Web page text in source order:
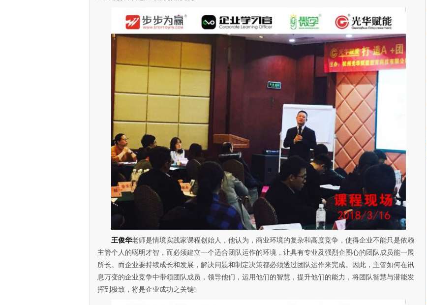
王俊华老师是情境实践家课程创始人，他认为，商业环境的复杂和高度竞争，使得企业不能只是依赖
主管个人的聪明才智，而必须建立一个适合团队运作的环境，让具有专业及强烈企图心的团队成员能一展
所长。而企业要持续成长和发展，解决问题和制定决策都必须透过团队运作来完成。因此，主管如何在讯
息万变的企业竞争中带领团队成员，领导他们，运用他们的智慧，提升他们的能力，将团队智慧与潜能发
挥到极致，将是企业成功之关键!